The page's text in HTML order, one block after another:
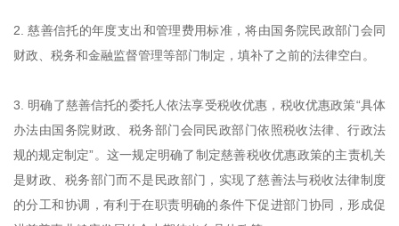
2. 慈善信托的年度支出和管理费用标准，将由国务院民政部门会同
财政、税务和金融监督管理等部门制定，填补了之前的法律空白。
3. 明确了慈善信托的委托人依法享受税收优惠，税收优惠政策“具体
办法由国务院财政、税务部门会同民政部门依照税收法律、行政法
规的规定制定”。这一规定明确了制定慈善税收优惠政策的主责机关
是财政、税务部门而不是民政部门，实现了慈善法与税收法律制度
的分工和协调，有利于在职责明确的条件下促进部门协同，形成促